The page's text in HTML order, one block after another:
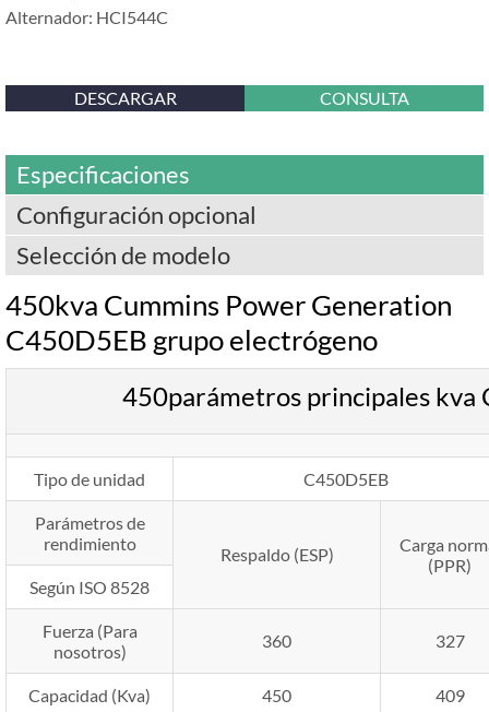
Alternador: HCI544C
DESCARGAR CONSULTA
Especificaciones
Configuración opcional
Selección de modelo
450kva Cummins Power Generation
C450D5EB grupo electrógeno
450parámetros principales kva
Tipo de unidad C450D5EB
Parámetros de
rendimiento
Respaldo (ESP)
Carga
(PPR)
Según ISO 8528
Fuerza (Para
nosotros)
360 327
Capacidad (Kva) 450 409